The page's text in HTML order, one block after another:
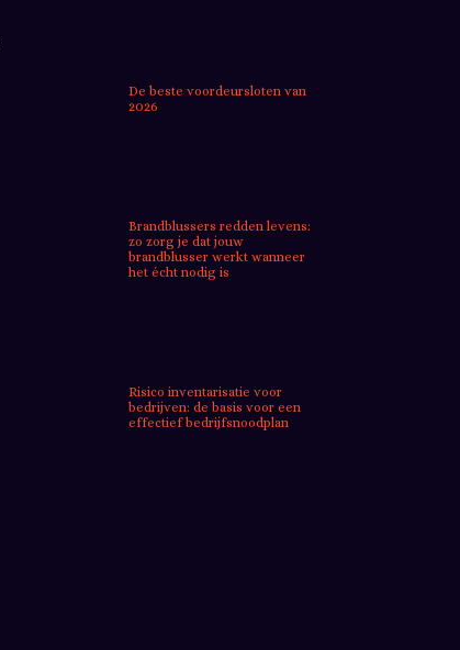
De beste voordeursloten van
2026
Brandblussers redden levens:
zo zorg je dat jouw
brandblusser werkt wanneer
het écht nodig is
Risico inventarisatie voor
bedrijven: de basis voor een
effectief bedrijfsnoodplan